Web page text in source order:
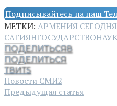
Подписывайтесь на наш
МЕТКИ: АРМЕНИЯ СЕГОДНЯ
САГИЯНГОСУДАРСТВО
ПОДЕЛИТЬСЯ8
ПОДЕЛИТЬСЯ
ТВИТ5
Новости СМИ2
Предыдущая статья